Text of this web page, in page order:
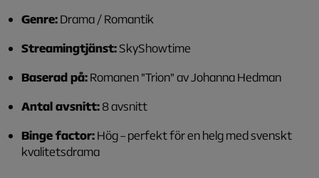
Genre:Drama / Romantik
Streamingtjänst:SkyShowtime
Baserad på:Romanen "Trion" av Johanna Hedman
Antal avsnitt:8 avsnitt
Binge factor:Hög – perfekt för en helg med svenskt
kvalitetsdrama